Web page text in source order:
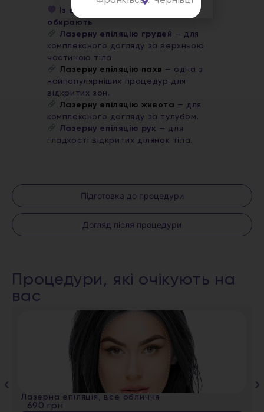
Підготовка до процедури
Догляд після процедури
Із цією процедурою також
обирають
Лазерну епіляцію грудей — для
комплексного догляду за верхньою
частиною тіла.
Лазерну епіляцію пахв — одна з
найпопулярніших процедур для
відкритих зон.
Лазерну епіляцію живота — для
комплексного догляду за тулубом.
Лазерну епіляцію рук — для
гладкості відкритих ділянок тіла.
Процедури, які очікують на
вас
Лазерна епіляція, все обличчя
690 грн